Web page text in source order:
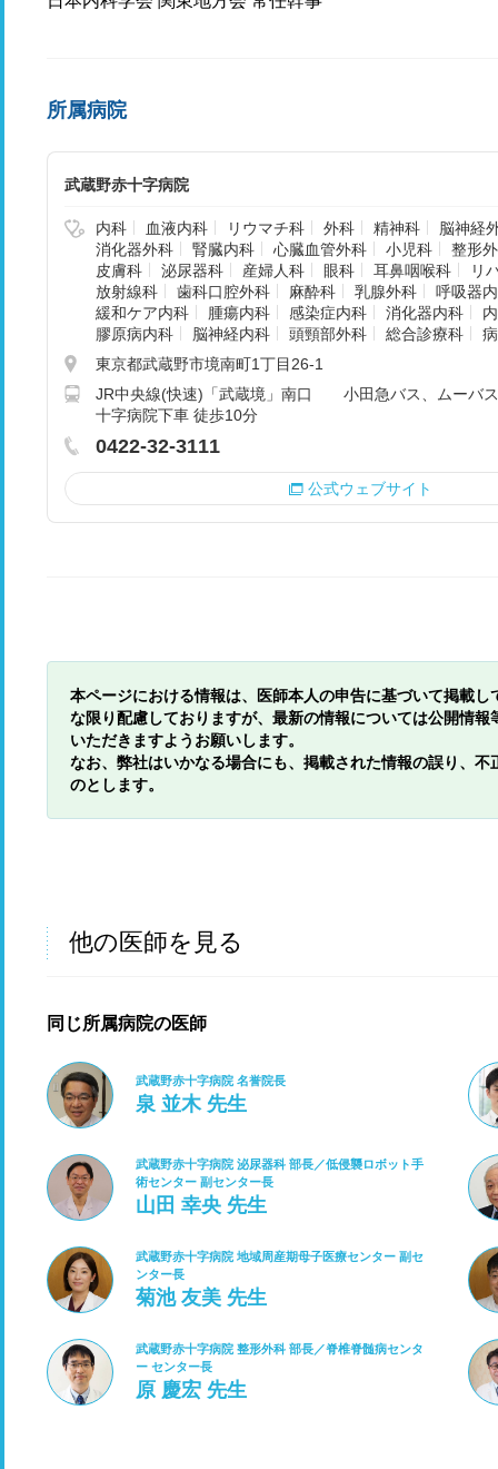
所属病院
武蔵野赤十字病院
内科 血液内科 リウマチ科 外科 精神科
脳神経
消化器外科
腎臓内科 心臓血管外科 小児科
整形
皮膚科
泌尿器科 産婦人科 眼科 耳鼻咽喉科
リ
放射線科
歯科口腔外科 麻酔科 乳腺外科
呼吸器
緩和ケア内科
腫瘍内科 感染症内科 消化器内科
膠原病内科
脳神経内科 頭頸部外科 総合診療科
東京都武蔵野市境南町1丁目26-1
JR中央線(快速)「武蔵境」南口 小田急バス、ムーバ
十字病院下車 徒歩10分
0422-32-3111
公式ウェブサイト
本ページにおける情報は、医師本人の申告に基づいて掲載
な限り配慮しておりますが、最新の情報については公開情
いただきますようお願いします。
なお、弊社はいかなる場合にも、掲載された情報の誤り、
のとします。
他の医師を見る
同じ所属病院の医師
武蔵野赤十字病院 名誉院長
泉 並木 先生
武蔵野赤十字病院 泌尿器科 部長／低侵襲ロボット手
術センター 副センター長
山田 幸央 先生
武蔵野赤十字病院 地域周産期母子医療センター 副セ
ンター長
菊池 友美 先生
武蔵野赤十字病院 整形外科 部長／脊椎脊髄病センタ
ー センター長
原 慶宏 先生